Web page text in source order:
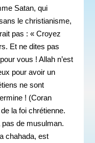
Satan, qui
le christianisme,
pas : « Croyez
Et ne dites pas
vous ! Allah n’est
pour avoir un
ne sont
! (Coran
la foi chrétienne.
pas de musulman.
chahada, est